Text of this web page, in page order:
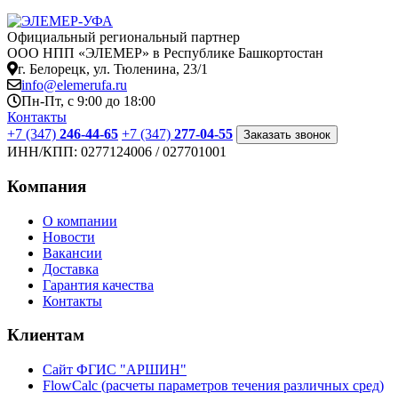
Официальный региональный партнер
ООО НПП «ЭЛЕМЕР» в Республике Башкортостан
г. Белорецк, ул. Тюленина, 23/1
info@elemerufa.ru
Пн-Пт, с 9:00 до 18:00
Контакты
+7 (347) 246-44-65 +7 (347) 277-04-55 Заказать звонок
ИНН/КПП: 0277124006 / 027701001
Компания
О компании
Новости
Вакансии
Доставка
Гарантия качества
Контакты
Клиентам
Сайт ФГИС "АРШИН"
FlowCalc (расчеты параметров течения различных сред)